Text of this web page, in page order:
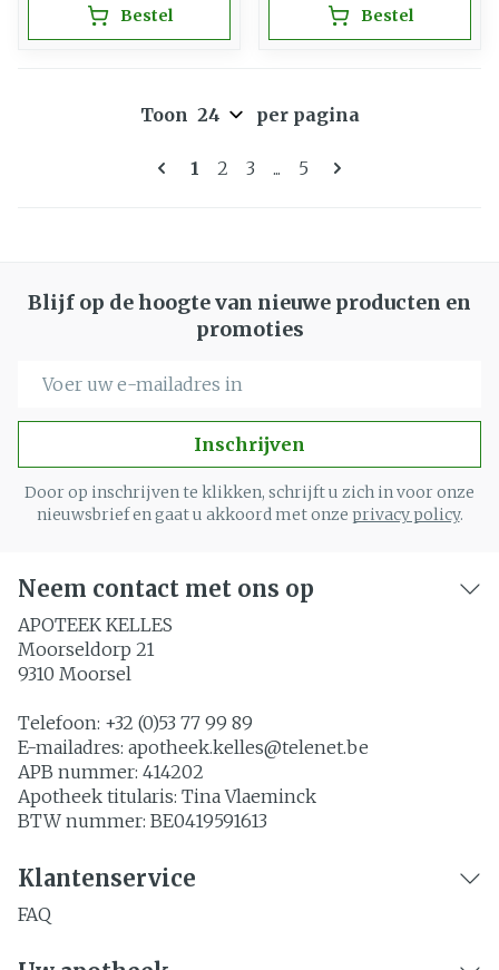
Bestel Bestel
Pagina's
U lees momenteel pagina
1 Pagina
2 Pagina
3 ... Pagina
5
Toon per pagina
Blijf op de hoogte van nieuwe producten en
promoties
Inschrijven
Door op inschrijven te klikken, schrijft u zich in voor onze
nieuwsbrief en gaat u akkoord met onze privacy policy.
Neem contact met ons op
APOTEEK KELLES
Moorseldorp 21
9310 Moorsel
Telefoon: +32 (0)53 77 99 89
E-mailadres: apotheek.kelles@telenet.be
APB nummer: 414202
Apotheek titularis: Tina Vlaeminck
BTW nummer: BE0419591613
Klantenservice
FAQ